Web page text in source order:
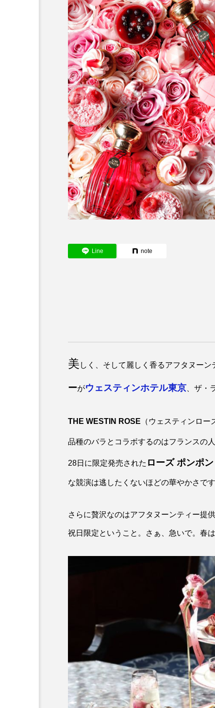
Line note
美 しく、そして麗しく香るアフタヌーン
ーがウェスティンホテル東京 、ザ・
THE WESTIN ROSE （ウェスティンロ
品種のバラとコラボするのはフランスの
28日に限定発売された ローズ ポンポ
な競演は逃したくないほどの華やかさです
さらに贅沢なのはアフタヌーンティー提
祝日限定ということ。さぁ、急いで。春